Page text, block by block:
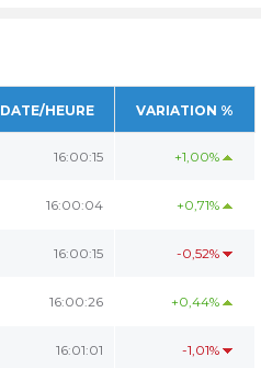
DATE/HEURE VARIATION %
16:00:15 +1,00%
16:00:04 +0,71%
16:00:15 -0,52%
16:00:26 +0,44%
16:01:01 -1,01%